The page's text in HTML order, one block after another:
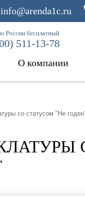
info@arenda1c.ru
России бесплатный
511-13-78
О компании
со статусом "Не